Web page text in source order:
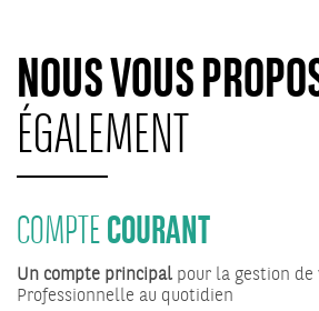
NOUS VOUS
ÉGALEMENT
COMPTECOURANT
Un compte principal pour la gestion
Professionnelle au quotidien